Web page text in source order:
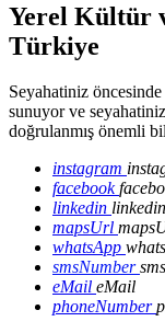
Yerel Kültür
Türkiye
Seyahatiniz
sunuyor ve
doğrulanmış önemli
instagram
facebook
linkedin linkedin
mapsUrl
whatsApp
smsNumber
eMail eMail
phoneNumber